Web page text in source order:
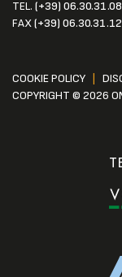
TEL. (+39)
FAX(+39)
COOKIE POLICY
COPYRIGHT © 2026